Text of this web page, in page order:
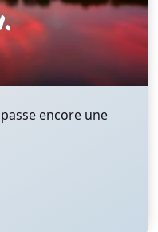
encore une